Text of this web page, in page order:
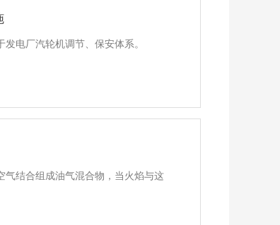
电厂汽轮机调节、保安体系。
结合组成油气混合物，当火焰与这